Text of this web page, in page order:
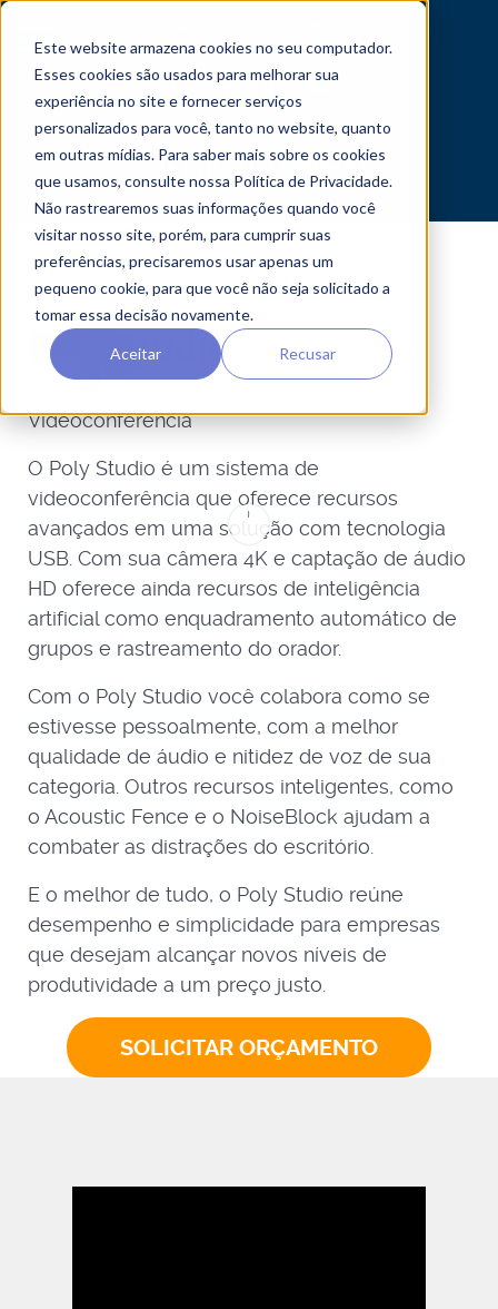
Este website armazena cookies no seu computador.
Esses cookies são usados ​​para melhorar sua
experiência no site e fornecer serviços
personalizados para você, tanto no website, quanto
em outras mídias. Para saber mais sobre os cookies
que usamos, consulte nossa Política de Privacidade.
Não rastrearemos suas informações quando você
visitar nosso site, porém, para cumprir suas
preferências, precisaremos usar apenas um
pequeno cookie, para que você não seja solicitado a
tomar essa decisão novamente.
Aceitar Recusar
Poly Studio
Videoconferência
O Poly Studio é um sistema de
videoconferência que oferece recursos
avançados em uma solução com tecnologia
USB. Com sua câmera 4K e captação de áudio
HD oferece ainda recursos de inteligência
artificial como enquadramento automático de
grupos e rastreamento do orador.
Com o Poly Studio você colabora como se
estivesse pessoalmente, com a melhor
qualidade de áudio e nitidez de voz de sua
categoria. Outros recursos inteligentes, como
o Acoustic Fence e o NoiseBlock ajudam a
combater as distrações do escritório.
E o melhor de tudo, o Poly Studio reúne
desempenho e simplicidade para empresas
que desejam alcançar novos níveis de
produtividade a um preço justo.
SOLICITAR ORÇAMENTO